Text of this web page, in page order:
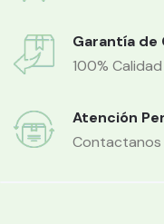
Garantía de
100%
Atención